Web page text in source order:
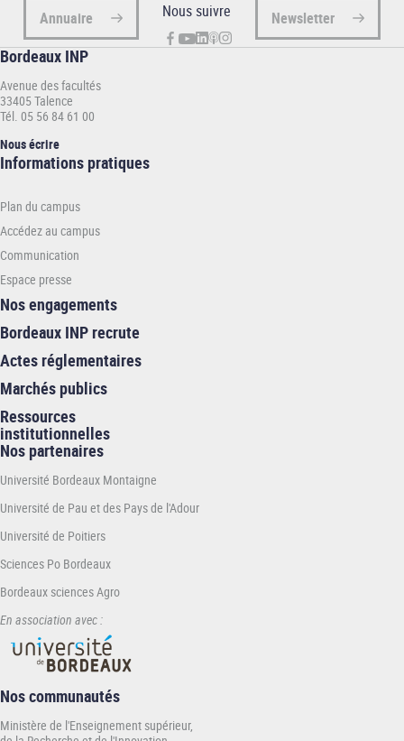
Annuaire Nous suivre Newsletter
Bordeaux INP
Avenue des facultés
33405 Talence
Tél. 05 56 84 61 00
Nous écrire
Informations
INP
Informations pratiques
Plan du campus
Accédez au campus
Communication
Espace presse
Nos engagements
Bordeaux INP recrute
Actes réglementaires
Marchés publics
Ressources
institutionnelles
Nos partenaires
Université Bordeaux Montaigne
Université de Pau et des Pays de l'Adour
Université de Poitiers
Sciences Po Bordeaux
Bordeaux sciences Agro
En association avec :
Nos communautés
Ministère de l'Enseignement supérieur,